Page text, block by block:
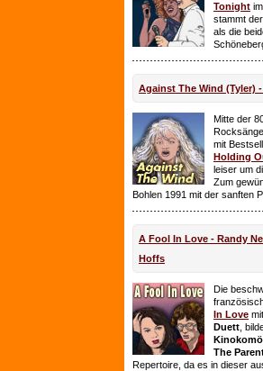
Tonight
stammt
als die
Against The Wind (Tyler)
Mitte der
mit
Holding
leiser um
Zum
Bohlen 1991 mit der sanften
A Fool In Love - Randy
Hoffs
Die
In Love
Duett ,
The
Repertoire, da es in dieser